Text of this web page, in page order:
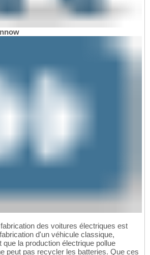
des voitures électriques est
d'un véhicule classique,
que la production électrique pollue
peut pas recycler les batteries. Que ces